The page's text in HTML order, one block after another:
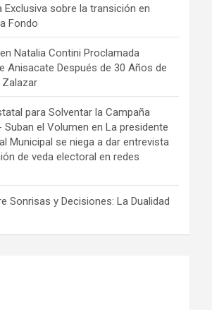
Exclusiva sobre la transición en
Fondo
en Natalia Contini Proclamada
Anisacate Después de 30 Años de
Zalazar
para Solventar la Campaña
Suban el Volumen en La presidente
Municipal se niega a dar entrevista
de veda electoral en redes
Sonrisas y Decisiones: La Dualidad